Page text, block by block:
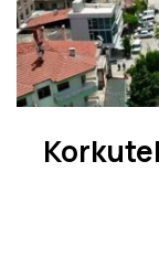
AĞRI
AKSARAY